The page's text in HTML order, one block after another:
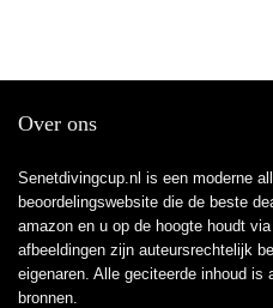
Over ons
Senetdivingcup.nl is een moderne
beoordelingswebsite die de beste
amazon en u op de hoogte houdt
afbeeldingen zijn auteursrechtelijk
eigenaren. Alle geciteerde inhoud
bronnen.